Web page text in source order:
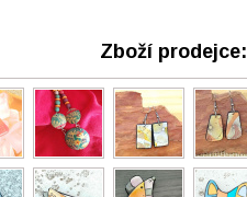
Zboží prodejce: